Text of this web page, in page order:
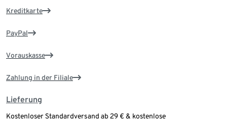
Kreditkarte
PayPal
Vorauskasse
Zahlung in der Filiale
Lieferung
Kostenloser Standardversand ab 29 € & kostenlose